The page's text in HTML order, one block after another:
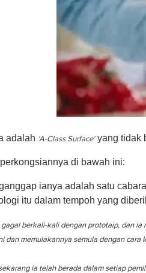
f
m
u
t
0
V
u
adalah 'A-Class Surface'yang tidak
perkongsiannya di bawah ini:
ianya adalah satu
itu dalam tempoh yang
gagal berkali-kali dengan prototaip, dan
dan memulakannya semula dengan cara
ia telah berada dalam setiap